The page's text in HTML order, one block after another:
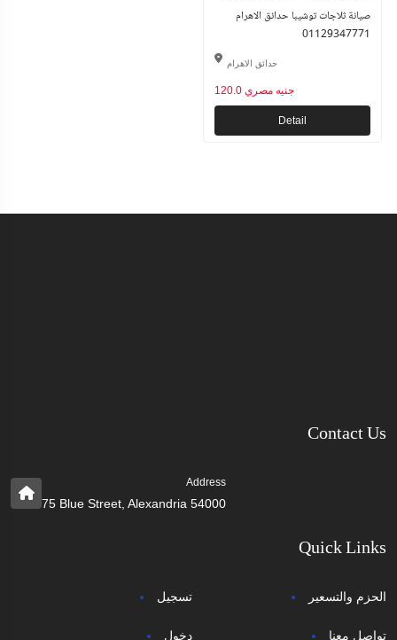
صيانة ثلاجات توشيبا حدائق الاهرام
01129347771
حدائق الاهرام
120.0 جنيه مصري
Detail
Contact Us
Address
75 Blue Street, Alexandria 54000
Quick Links
تسجيل
دخول
الحزم والتسعير
تواصل معنا